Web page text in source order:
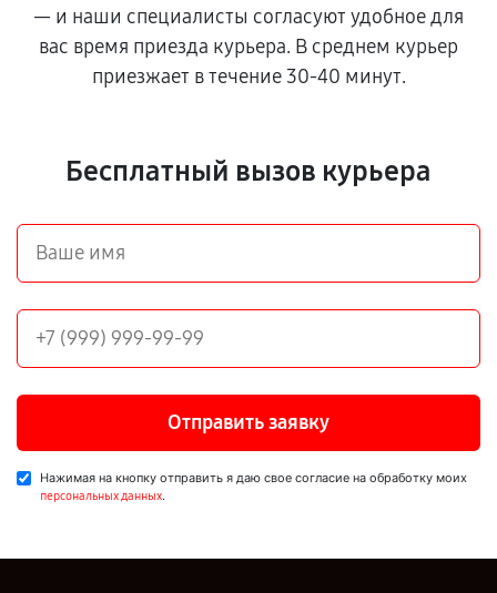
— и наши специалисты согласуют удобное для
вас время приезда курьера. В среднем курьер
приезжает в течение 30-40 минут.
Бесплатный вызов курьера
Отправить заявку
Нажимая на кнопку отправить я даю свое согласие на обработку моих
персональных данных.